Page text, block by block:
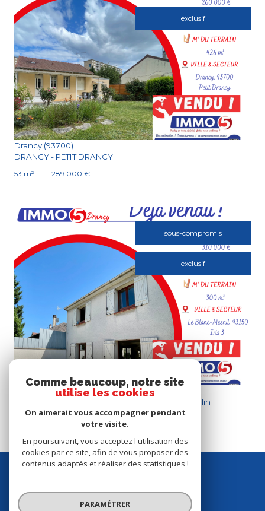
exclusif
Voir le bien
Drancy (93700)
DRANCY - PETIT DRANCY
53 m² - 289 000 €
sous-compromis
exclusif
Voir le bien
Le Blanc-Mesnil (93150)
Le Blanc-Mesnil - Quartier Abbé Niort-Jean Moulin
se
Espace propriétaire
Comme beaucoup, notre site
utilise les cookies
On aimerait vous accompagner pendant
votre visite.
En poursuivant, vous acceptez l'utilisation des
cookies par ce site, afin de vous proposer des
contenus adaptés et réaliser des statistiques !
PARAMÉTRER